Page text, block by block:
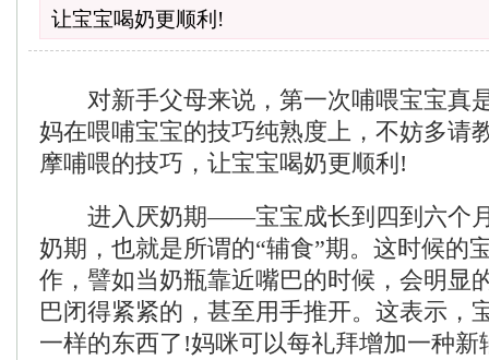
让宝宝喝奶更顺利!
对新手父母来说，第一次哺喂宝宝真
妈在喂哺宝宝的技巧纯熟度上，不妨多请
摩哺喂的技巧，让宝宝喝奶更顺利!
进入厌奶期——宝宝成长到四到六个月
奶期，也就是所谓的“辅食”期。这时候的
作，譬如当奶瓶靠近嘴巴的时候，会明显
巴闭得紧紧的，甚至用手推开。这表示，
一样的东西了!妈咪可以每礼拜增加一种新